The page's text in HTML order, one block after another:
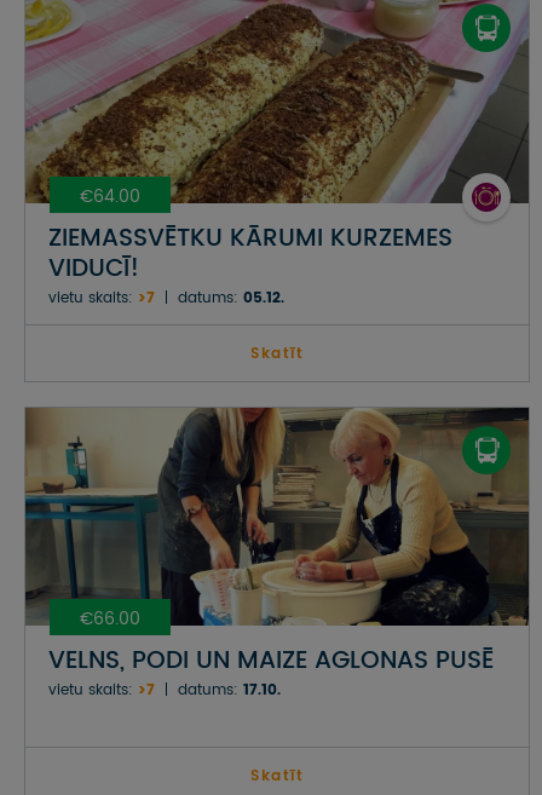
€64.00
ZIEMASSVĒTKU KĀRUMI KURZEMES
VIDUCĪ!
vietu skaits: >7 datums: 05.12.
Skatīt
€66.00
VELNS, PODI UN MAIZE AGLONAS PUSĒ
vietu skaits: >7 datums: 17.10.
Skatīt